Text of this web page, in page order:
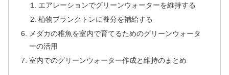
エアレーションでグリーンウォーターを維持する
植物プランクトンに養分を補給する
メダカの稚魚を室内で育てるためのグリーンウォータ
ーの活用
室内でのグリーンウォーター作成と維持のまとめ